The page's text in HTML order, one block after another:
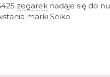
zegarek nadaje się do
marki Seiko.